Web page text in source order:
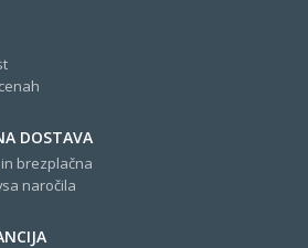
DOSTAVA
brezplačna
naročila